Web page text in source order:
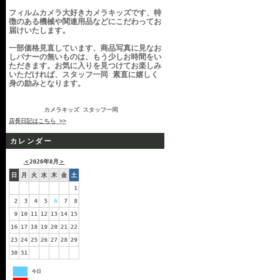
フィルムカメラ大好きカメラキッズです、特
徴のある機械や関連用品などにこだわってお
届けいたします。
一部価格見直しています、商品写真に見なお
しバナーの無いものは、もう少しお時間をい
ただきます。お気に入りを見つけてお楽しみ
いただければ、スタッフ一同 素直に嬉しく
身の励みとなります。
カメラキッズ スタッフ一同
店長日記はこちら >>
カレンダー
＜2026年8月 ＞
日 月 火 水 木 金
土
1
2
3 4 5 6 7
8
9 10 11 12 13 14 15
16 17 18 19 20 21
22
23 24 25 26 27 28 29
30 31
今日